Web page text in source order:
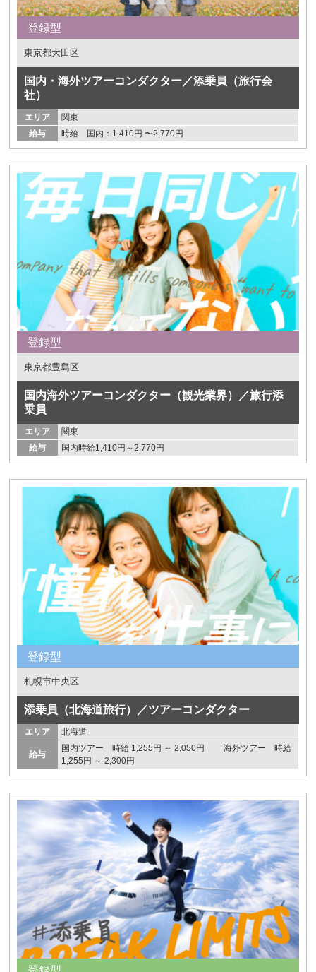
登録型
東京都大田区
国内・海外ツアーコンダクター／添乗員（旅行会
社）
エリア
関東
給与
時給 国内：1,410円 〜2,770円
登録型
東京都豊島区
国内海外ツアーコンダクター（観光業界）／旅行添
乗員
エリア
関東
給与
国内時給1,410円～2,770円
登録型
札幌市中央区
添乗員（北海道旅行）／ツアーコンダクター
エリア 北海道
給与
国内ツアー 時給 1,255円 ～ 2,050円 海外ツアー 時給
1,255円 ～ 2,300円